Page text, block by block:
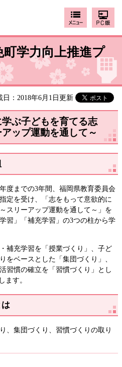
学力向上推進プ
日：2018年6月1日更新
ぶ子どもを育てる志
ップ運動を通して～
度までの3年間、福岡県教育委員会
定を受け、「志をもって意欲的に
スリーアップ運動を通して～」を
習」「補充学習」の3つの柱から学
補充学習を「授業づくり」、子ど
をベースとした「集団づくり」、
習慣の確立を「習慣づくり」とし
ます。
、集団づくり、習慣づくりの取り